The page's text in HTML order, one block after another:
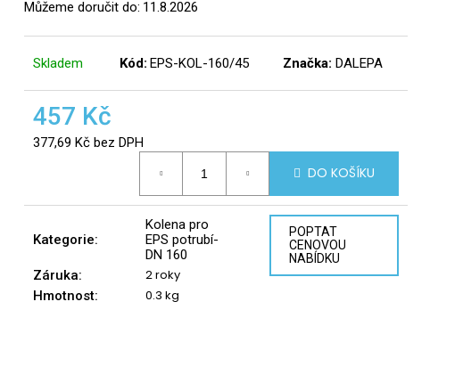
Můžeme doručit do: 11.8.2026
Skladem Kód: EPS-KOL-160/45 Značka: DALEPA
457 Kč
377,69 Kč bez DPH
DO KOŠÍKU
Kategorie:
Kolena pro
EPS potrubí-
DN 160
Záruka: 2 roky
Hmotnost: 0.3 kg
POPTAT
CENOVOU
NABÍDKU